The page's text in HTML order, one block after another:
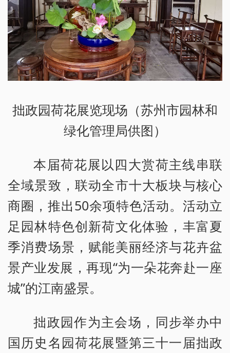
拙政园荷花展览现场（苏州市园林和
绿化管理局供图）
本届荷花展以四大赏荷主线串联
全域景致，联动全市十大板块与核心
商圈，推出50余项特色活动。活动立
足园林特色创新荷文化体验，丰富夏
季消费场景，赋能美丽经济与花卉盆
景产业发展，再现“为一朵花奔赴一座
城”的江南盛景。
拙政园作为主会场，同步举办中
国历史名园荷花展暨第三十一届拙政